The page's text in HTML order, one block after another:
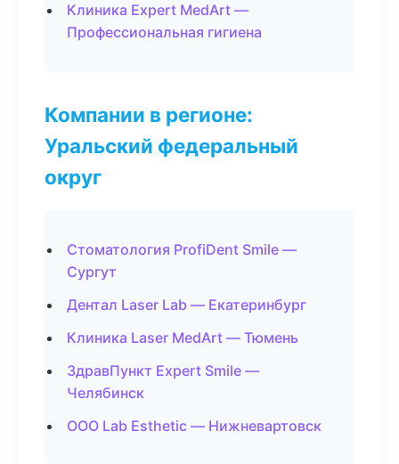
Клиника Expert MedArt —
Профессиональная гигиена
Компании в регионе:
Уральский федеральный
округ
Стоматология ProfiDent Smile —
Сургут
Дентал Laser Lab — Екатеринбург
Клиника Laser MedArt — Тюмень
ЗдравПункт Expert Smile —
Челябинск
ООО Lab Esthetic — Нижневартовск